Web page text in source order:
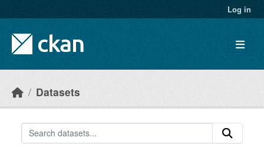
Log in
Datasets